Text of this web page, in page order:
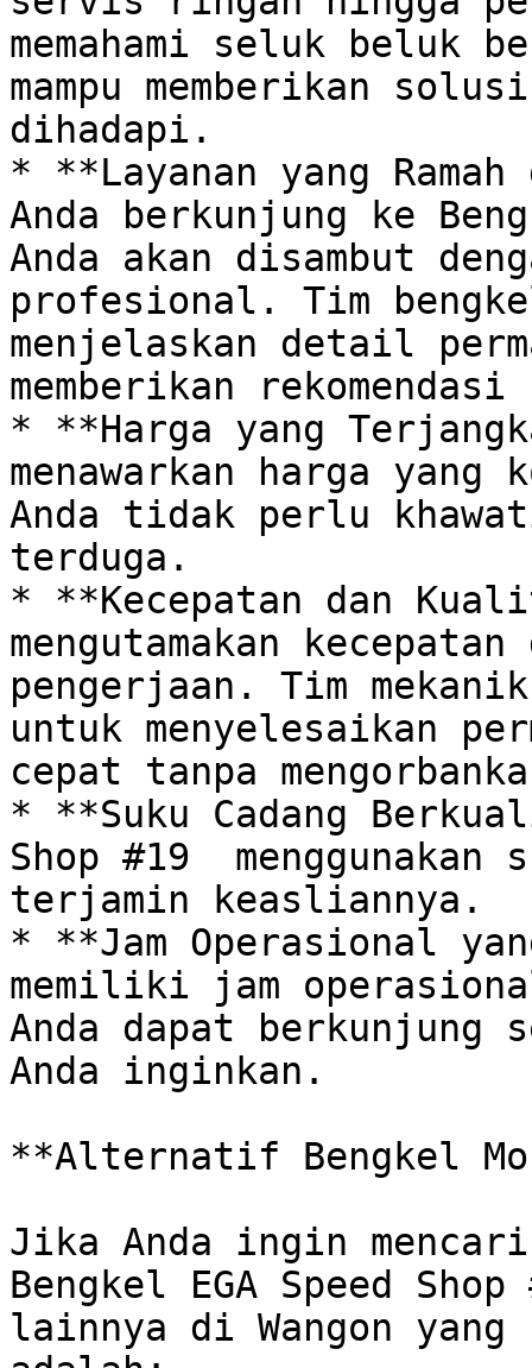
memahami seluk beluk
mampu memberikan
dihadapi.
* **Layanan yang
Anda berkunjung ke
Anda akan disambut
profesional. Tim
menjelaskan detail
memberikan
* **Harga yang
menawarkan harga
Anda tidak perlu
terduga.
* **Kecepatan dan
mengutamakan
pengerjaan. Tim
untuk menyelesaikan
cepat tanpa
* **Suku Cadang
Shop #19
terjamin keasliannya.
* **Jam Operasional
memiliki jam
Anda dapat berkunjung
Anda inginkan.
**Alternatif Bengkel
Jika Anda ingin
Bengkel EGA Speed
lainnya di Wangon yang